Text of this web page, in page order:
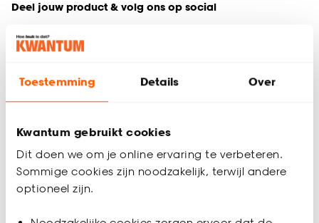
Toestemming Details Over
Kwantum gebruikt cookies
Dit doen we om je online ervaring te verbeteren.
Sommige cookies zijn noodzakelijk, terwijl andere
optioneel zijn.
Deel jouw product & volg ons op social
Productomschrijving
Vloerkleed Wallace is een hoogpolig vloerkleed van 240x140
je ruimte uniek en sfeervol.
Vloerkleed Wallace is gemaakt van 100% polyester funfur, wat
zorgt voor een comfortabel gevoel onder je voeten. Daarbij
is hij duurzaam en vlekbestendig. Met een poolhoogte van